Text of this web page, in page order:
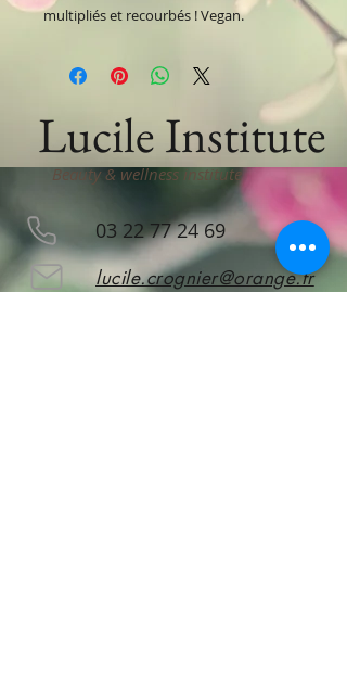
multipliés et recourbés ! Vegan.
Lucile Institute
Beauty & wellness institute
03 22 77 24 69
lucile.crognier@orange.fr